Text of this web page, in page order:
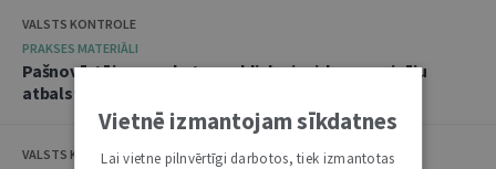
VALSTS KONTROLE
PRAKSES MATERIĀLI
Pašnovērtējuma anketas publisko iepirkumu veicēju
atbalstam
VALSTS KANCELEJA
Vietnē izmantojam sīkdatnes
Lai vietne pilnvērtīgi darbotos, tiek izmantotas